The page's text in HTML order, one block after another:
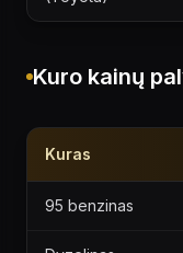
Kuro kainų
Kuras
95 benzinas